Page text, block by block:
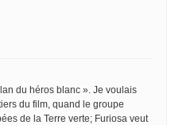
du héros blanc ». Je voulais
du film, quand le groupe
de la Terre verte; Furiosa veut